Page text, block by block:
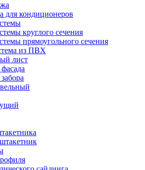
для кондиционеров
круглого сечения
прямоугольного сечения
из ПВХ
лист